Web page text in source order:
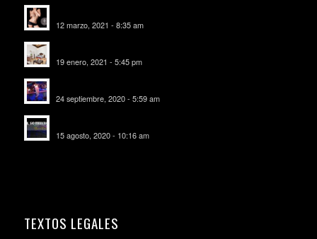
12 marzo, 2021 - 8:35 am
19 enero, 2021 - 5:45 pm
24 septiembre, 2020 - 5:59 am
15 agosto, 2020 - 10:16 am
TEXTOS LEGALES